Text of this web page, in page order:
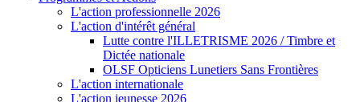
L'action professionnelle 2026
L'action d'intérêt général
Lutte contre l'ILLETRISME 2026 / Timbre et
Dictée nationale
OLSF Opticiens Lunetiers Sans Frontières
L'action internationale
L'action jeunesse 2026